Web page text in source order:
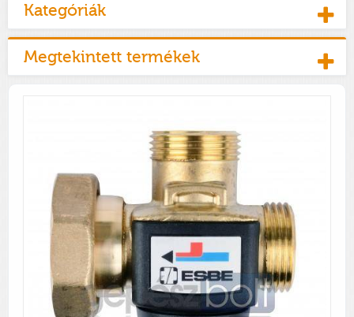
Kategóriák
Megtekintett termékek